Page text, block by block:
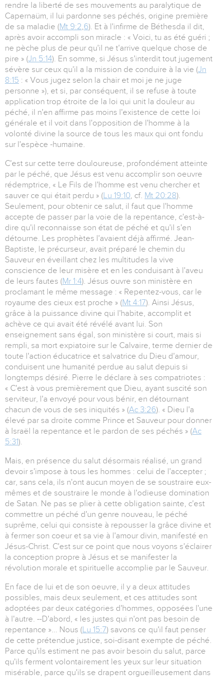
rendre la liberté de ses mouvements au paralytique de
Capernaüm, il lui pardonne ses péchés, origine première
de sa maladie (Mt 9:2,6). Et à l'infirme de Béthesda il dit,
après avoir accompli son miracle : « Voici, tu as été guéri ;
ne pèche plus de peur qu'il ne t'arrive quelque chose de
pire » (Jn 5:14). En somme, si Jésus s'interdit tout jugement
sévère sur ceux qu'il a la mission de conduire à la vie (Jn
8:15 : « Vous jugez selon la chair et moi je ne juge
personne »), et si, par conséquent, il se refuse à toute
application trop étroite de la loi qui unit la douleur au
péché, il n'en affirme pas moins l'existence de cette loi
générale et il voit dans l'opposition de l'homme à la
volonté divine la source de tous les maux qui ont fondu
sur l'espèce -humaine.
C'est sur cette terre douloureuse, profondément atteinte
par le péché, que Jésus est venu accomplir son oeuvre
rédemptrice, « Le Fils de l'homme est venu chercher et
sauver ce qui était perdu » (Lu 19:10, cf. Mt 20:28).
Seulement, pour obtenir ce salut, il faut que l'homme
accepte de passer par la voie de la repentance, c'est-à-
dire qu'il reconnaisse son état de péché et qu'il s'en
détourne. Les prophètes l'avaient déjà affirmé. Jean-
Baptiste, le précurseur, avait préparé le chemin du
Sauveur en éveillant chez les multitudes la vive
conscience de leur misère et en les conduisant à l'aveu
de leurs fautes (Mr 1:4). Jésus ouvre son ministère en
proclamant le même message : « Repentez-vous, car le
royaume des cieux est proche » (Mt 4:17). Ainsi Jésus,
grâce à la puissance divine qui l'habite, accomplit et
achève ce qui avait été révélé avant lui. Son
enseignement sans égal, son ministère si court, mais si
rempli, sa mort expiatoire sur le Calvaire, terme dernier de
toute l'action éducatrice et salvatrice du Dieu d'amour,
conduisent une humanité perdue au salut depuis si
longtemps désiré. Pierre le déclare à ses compatriotes :
« C'est à vous premièrement que Dieu, ayant suscité son
serviteur, l'a envoyé pour vous bénir, en détournant
chacun de vous de ses iniquités » (Ac 3:26). « Dieu l'a
élevé par sa droite comme Prince et Sauveur pour donner
à Israël la repentance et le pardon de ses péchés » (Ac
5:31).
Mais, en présence du salut désormais réalisé, un grand
devoir s'impose à tous les hommes : celui de l'accepter ;
car, sans cela, ils n'ont aucun moyen de se soustraire eux-
mêmes et de soustraire le monde à l'odieuse domination
de Satan. Ne pas se plier à cette obligation sainte, c'est
commettre un péché d'un genre nouveau, le péché
suprême, celui qui consiste à repousser la grâce divine et
à fermer son coeur et sa vie à l'amour divin, manifesté en
Jésus-Christ. C'est sur ce point que nous voyons s'éclairer
la conception propre à Jésus et se manifester la
révolution morale et spirituelle accomplie par le Sauveur.
En face de lui et de son oeuvre, il y a deux attitudes
possibles, mais deux seulement, et ces attitudes sont
adoptées par deux catégories d'hommes, opposées l'une
à l'autre. --D'abord, « les justes qui n'ont pas besoin de
repentance »... Nous (Lu 15:7) savons ce qu'il faut penser
de cette prétendue justice, soi-disant exempte de péché.
Parce qu'ils estiment ne pas avoir besoin du salut, parce
qu'ils ferment volontairement les yeux sur leur situation
misérable, parce qu'ils se drapent orgueilleusement dans